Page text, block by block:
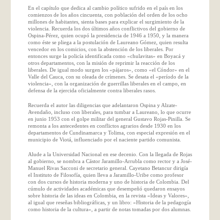
En el capítulo que dedica al cambio político sufrido en el país en los
comienzos de los años cincuenta, con población del orden de los ocho
millones de habitantes, sienta bases para explicar el surgimiento de la
violencia. Recuerda los dos últimos años conflictivos del gobierno de
Ospina-Pérez, quien ocupó la presidencia de 1946 a 1950, y la manera
como éste se pliega a la postulación de Laureano Gómez, quien resulta
vencedor en los comicios, con la abstención de los liberales. Por
entonces surge la policía identificada como «chulavitas» en Boyacá y
otros departamentos, con la misión de reprimir la reacción de los
liberales. De igual modo surgen los «pájaros», como «el Cóndor» en el
Valle del Cauca, con su oleada de crímenes. Se desata el «período de la
violencia», con la organización de guerrillas liberales en el campo, en
defensa de la ejercida oficialmente contra liberales rasos.
Recuerda el autor las diligencias que adelantaron Ospina y Alzate-
Avendaño, incluso con liberales, para tumbar a Laureano, lo que ocurre
en junio 1953 con el golpe militar del general Gustavo Rojas-Pinilla. Se
remonta a los antecedentes en conflictos agrarios desde 1930 en los
departamentos de Cundinamarca y Tolima, con especial expresión en el
municipio de Viotá, influenciado por el naciente partido comunista.
Alude a la Universidad Nacional en ese decenio. Con la llegada de Rojas
al gobierno, se nombra a Cástor Jaramillo-Arrubla como rector y a José-
Manuel Rivas Sacconi de secretario general. Cayetano Betancur dirigía
el Instituto de Filosofía, quien lleva a Jaramillo-Uribe como profesor
con dos cursos de historia moderna y uno de historia de Colombia. Del
cúmulo de actividades académicas que desempeñó quedaron ensayos
sobre historia de las ideas en Colombia, en la revista «Ideas y Valores»,
al igual que reseñas bibliográficas, y un libro: «Historia de la pedagogía
como historia de la cultura», a partir de notas tomadas por dos alumnas.